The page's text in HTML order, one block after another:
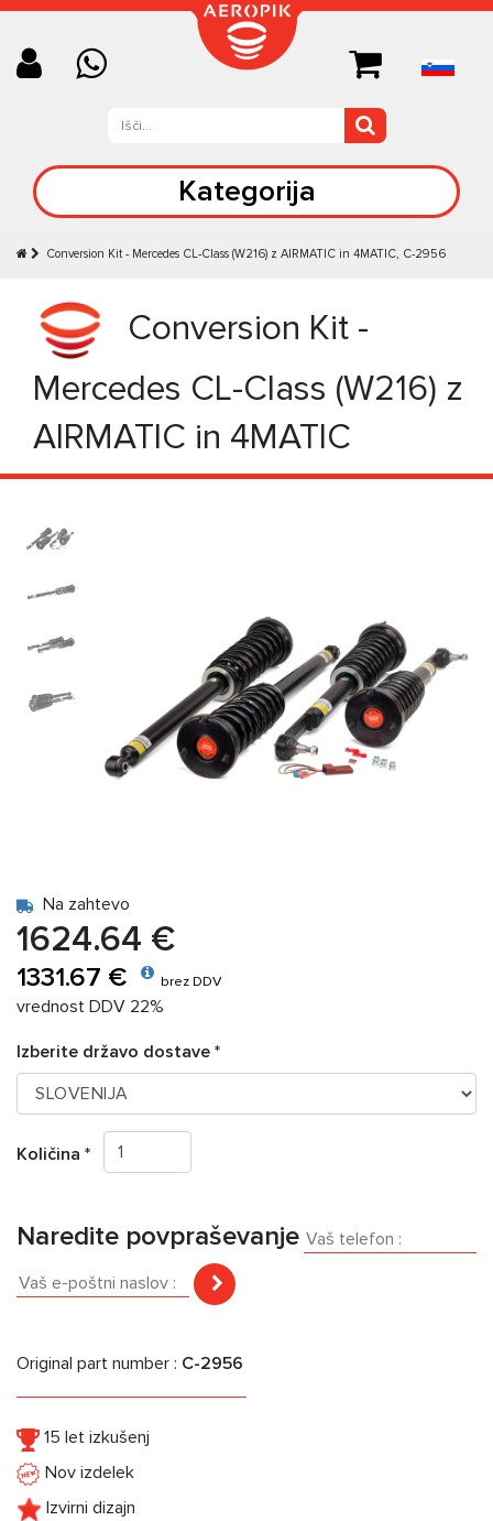
Kategorija
Conversion Kit - Mercedes CL-Class (W216) z AIRMATIC in 4MATIC, C-2956
Conversion Kit -
Mercedes CL-Class (W216) z
AIRMATIC in 4MATIC
Na zahtevo
1624.64 €
1331.67 € brez DDV
vrednost DDV 22%
Izberite državo dostave *
Količina *
Naredite povpraševanje
Original part number : C-2956
15 let izkušenj
Nov izdelek
Izvirni dizajn